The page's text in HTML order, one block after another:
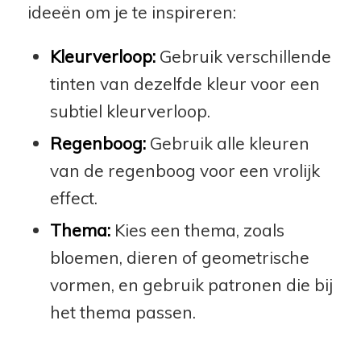
ideeën om je te inspireren:
Kleurverloop:Gebruik verschillende
tinten van dezelfde kleur voor een
subtiel kleurverloop.
Regenboog:Gebruik alle kleuren
van de regenboog voor een vrolijk
effect.
Thema:Kies een thema, zoals
bloemen, dieren of geometrische
vormen, en gebruik patronen die bij
het thema passen.